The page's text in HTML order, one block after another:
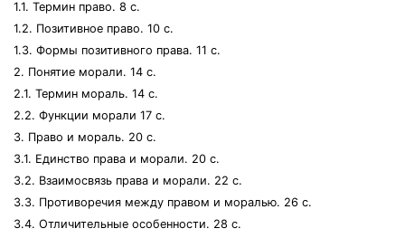
1.1. Термин право. 8 с.
1.2. Позитивное право. 10 с.
1.3. Формы позитивного права. 11 с.
2. Понятие морали. 14 с.
2.1. Термин мораль. 14 с.
2.2. Функции морали 17 с.
3. Право и мораль. 20 с.
3.1. Единство права и морали. 20 с.
3.2. Взаимосвязь права и морали. 22 с.
3.3. Противоречия между правом и моралью. 26 с.
3.4. Отличительные особенности. 28 с.